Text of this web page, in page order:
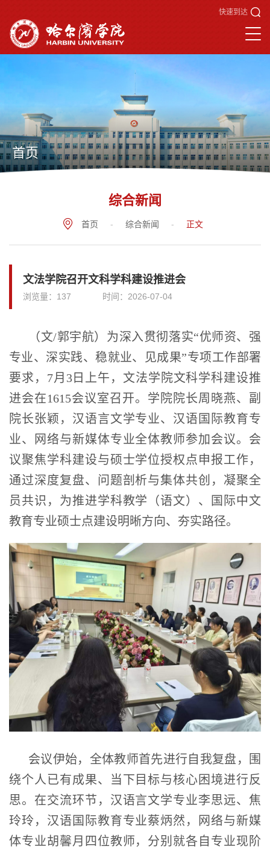
快速到达
首页
综合新闻
首页 - 综合新闻 - 正文
文法学院召开文科学科建设推进会
浏览量： 137 时间： 2026-07-04
（文/郭宇航）为深入贯彻落实“优师资、强
专业、深实践、稳就业、见成果”专项工作部署
要求，7月3日上午，文法学院文科学科建设推
进会在1615会议室召开。学院院长周晓燕、副
院长张颖，汉语言文学专业、汉语国际教育专
业、网络与新媒体专业全体教师参加会议。会
议聚焦学科建设与硕士学位授权点申报工作，
通过深度复盘、问题剖析与集体共创，凝聚全
员共识，为推进学科教学（语文）、国际中文
教育专业硕士点建设明晰方向、夯实路径。
会议伊始，全体教师首先进行自我复盘，围
绕个人已有成果、当下目标与核心困境进行反
思。在交流环节，汉语言文学专业李思远、焦
玲玲，汉语国际教育专业蔡炳然，网络与新媒
体专业胡馨月四位教师，分别就各自专业现阶